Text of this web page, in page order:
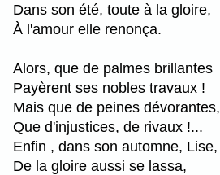
Dans son été, toute à la gloire,
À l'amour elle renonça.
Alors, que de palmes brillantes
Payèrent ses nobles travaux !
Mais que de peines dévorantes,
Que d'injustices, de rivaux !...
Enfin , dans son automne, Lise,
De la gloire aussi se lassa,